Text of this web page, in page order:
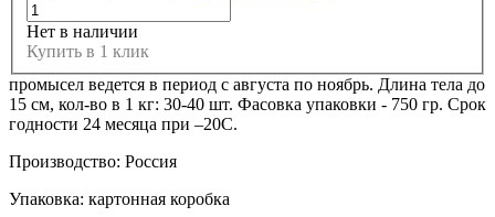
Нет в наличии
Купить в 1 клик
промысел ведется в период с августа по ноябрь. Длина тела до
15 см, кол-во в 1 кг: 30-40 шт. Фасовка упаковки - 750 гр. Срок
годности 24 месяца при –20С.
Производство: Россия
Упаковка: картонная коробка